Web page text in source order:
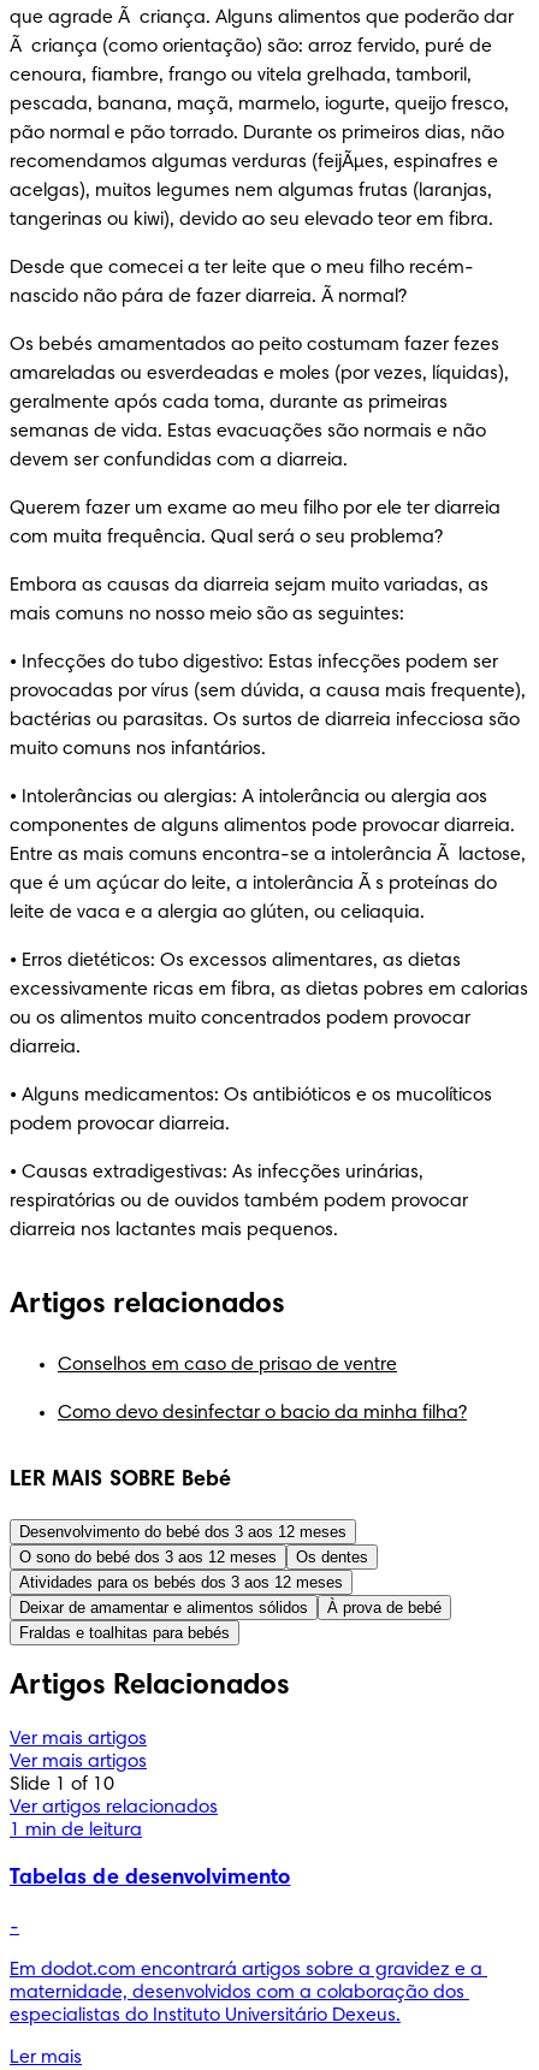
que agrade Ã  criança. Alguns alimentos que poderão dar
Ã  criança (como orientação) são: arroz fervido, puré de
cenoura, fiambre, frango ou vitela grelhada, tamboril,
pescada, banana, maçã, marmelo, iogurte, queijo fresco,
pão normal e pão torrado. Durante os primeiros dias, não
recomendamos algumas verduras (feijÃµes, espinafres e
acelgas), muitos legumes nem algumas frutas (laranjas,
tangerinas ou kiwi), devido ao seu elevado teor em fibra.
Desde que comecei a ter leite que o meu filho recém-
nascido não pára de fazer diarreia. Ã normal?
Os bebés amamentados ao peito costumam fazer fezes
amareladas ou esverdeadas e moles (por vezes, líquidas),
geralmente após cada toma, durante as primeiras
semanas de vida. Estas evacuações são normais e não
devem ser confundidas com a diarreia.
Querem fazer um exame ao meu filho por ele ter diarreia
com muita frequência. Qual será o seu problema?
Embora as causas da diarreia sejam muito variadas, as
mais comuns no nosso meio são as seguintes:
• Infecções do tubo digestivo: Estas infecções podem ser
provocadas por vírus (sem dúvida, a causa mais frequente),
bactérias ou parasitas. Os surtos de diarreia infecciosa são
muito comuns nos infantários.
• Intolerâncias ou alergias: A intolerância ou alergia aos
componentes de alguns alimentos pode provocar diarreia.
Entre as mais comuns encontra-se a intolerância Ã  lactose,
que é um açúcar do leite, a intolerância Ã s proteínas do
leite de vaca e a alergia ao glúten, ou celiaquia.
• Erros dietéticos: Os excessos alimentares, as dietas
excessivamente ricas em fibra, as dietas pobres em calorias
ou os alimentos muito concentrados podem provocar
diarreia.
• Alguns medicamentos: Os antibióticos e os mucolíticos
podem provocar diarreia.
• Causas extradigestivas: As infecções urinárias,
respiratórias ou de ouvidos também podem provocar
diarreia nos lactantes mais pequenos.
Artigos relacionados
Conselhos em caso de prisao de ventre
Como devo desinfectar o bacio da minha filha?
LER MAIS SOBRE Bebé
Desenvolvimento do bebé dos 3 aos 12 meses
O sono do bebé dos 3 aos 12 meses
Os dentes
Atividades para os bebés dos 3 aos 12 meses
Deixar de amamentar e alimentos sólidos
À prova de bebé
Fraldas e toalhitas para bebés
Artigos Relacionados
Ver mais artigos
Ver mais artigos
Slide 1 of 10
Ver artigos relacionados
1 min de leitura
Tabelas de desenvolvimento
-
Em dodot.com encontrará artigos sobre a gravidez e a
maternidade, desenvolvidos com a colaboração dos
especialistas do Instituto Universitário Dexeus.
Ler mais